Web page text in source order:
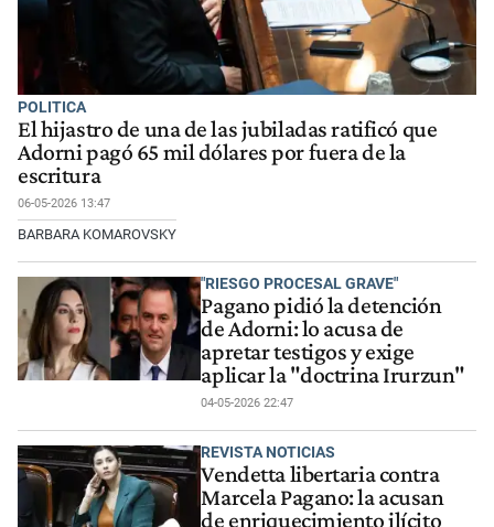
POLITICA
El hijastro de una de las jubiladas ratificó que
Adorni pagó 65 mil dólares por fuera de la
escritura
06-05-2026 13:47
BARBARA KOMAROVSKY
"RIESGO PROCESAL GRAVE"
Pagano pidió la detención
de Adorni: lo acusa de
apretar testigos y exige
aplicar la "doctrina Irurzun"
04-05-2026 22:47
REVISTA NOTICIAS
Vendetta libertaria contra
Marcela Pagano: la acusan
de enriquecimiento ilícito